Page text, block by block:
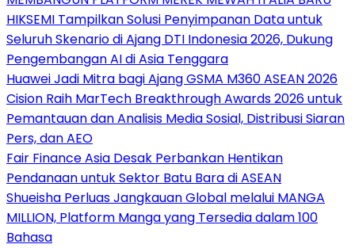
HIKSEMI Tampilkan Solusi Penyimpanan Data untuk
Seluruh Skenario di Ajang DTI Indonesia 2026, Dukung
Pengembangan AI di Asia Tenggara
Huawei Jadi Mitra bagi Ajang GSMA M360 ASEAN 2026
Cision Raih MarTech Breakthrough Awards 2026 untuk
Pemantauan dan Analisis Media Sosial, Distribusi Siaran
Pers, dan AEO
Fair Finance Asia Desak Perbankan Hentikan
Pendanaan untuk Sektor Batu Bara di ASEAN
Shueisha Perluas Jangkauan Global melalui MANGA
MILLION, Platform Manga yang Tersedia dalam 100
Bahasa